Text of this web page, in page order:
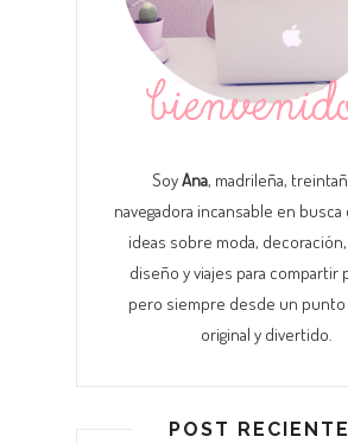
SoyAna, madrileña,
navegadora incansable en busca
ideas sobre moda,
diseño y viajes para compartir
pero siempre desde un punto
original y divertido.
POST